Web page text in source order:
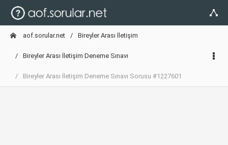
aof.sorular.net Bireyler Arası İletişim
Bireyler Arası İletişim Deneme Sınavı
Bireyler Arası İletişim Deneme Sınavı Sorusu #1227601